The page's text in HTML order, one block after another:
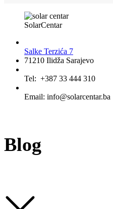
SolarCentar
Salke Terzića 7
71210 Ilidža Sarajevo
Tel: +387 33 444 310
Email: info@solarcentar.ba
Blog